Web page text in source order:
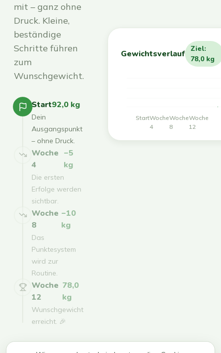
mit – ganz ohne
Druck. Kleine,
beständige
Schritte führen
zum
Wunschgewicht.
Start92,0 kg
Dein
Ausgangspunkt
– ohne Druck.
Woche
4
−5
kg
Die ersten
Erfolge werden
sichtbar.
Woche
8
−10
kg
Das
Punktesystem
wird zur
Routine.
Woche
12
78,0
kg
Wunschgewicht
erreicht. 🎉
Gewichtsverlauf
Ziel:
78,0 kg
StartWoche
4
Woche
8
Woche
12